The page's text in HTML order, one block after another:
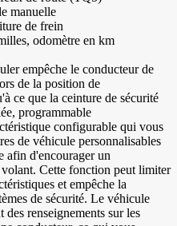
manuelle
de frein
odomètre en km
empêche le conducteur de
de la position de
ce que la ceinture de sécurité
programmable
configurable qui vous
de véhicule personnalisables
afin d'encourager un
Cette fonction peut limiter
et empêche la
de sécurité. Le véhicule
renseignements sur les